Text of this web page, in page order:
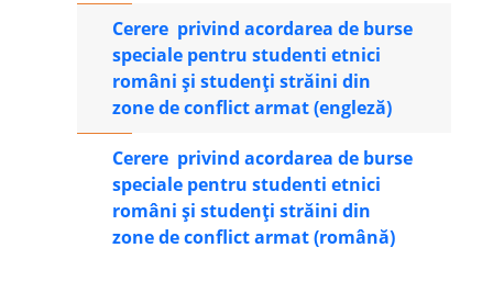
Cerere privind acordarea de burse
speciale pentru studenti etnici
români și studenți străini din
zone de conflict armat (engleză)
Cerere privind acordarea de burse
speciale pentru studenti etnici
români și studenți străini din
zone de conflict armat (română)